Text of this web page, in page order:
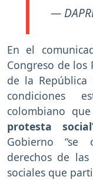
—
En el
Congreso de los
de la República
condiciones
colombiano
protesta social
Gobierno “se
derechos de
sociales que